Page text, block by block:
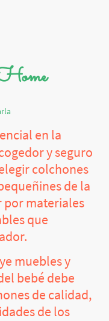
en la
y seguro
colchones
de la
por materiales
que
muebles y
bebé debe
de calidad,
de los